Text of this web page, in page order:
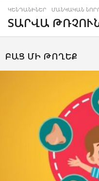
ԿԵՆԴԱՆԻՆԵՐ ,ՄԱՆԿԱԿԱՆ
ՏԱՐՎԱ ԹՌՉՈՒՆ
ԲԱՑ ՄԻ ԹՈՂԵՔ